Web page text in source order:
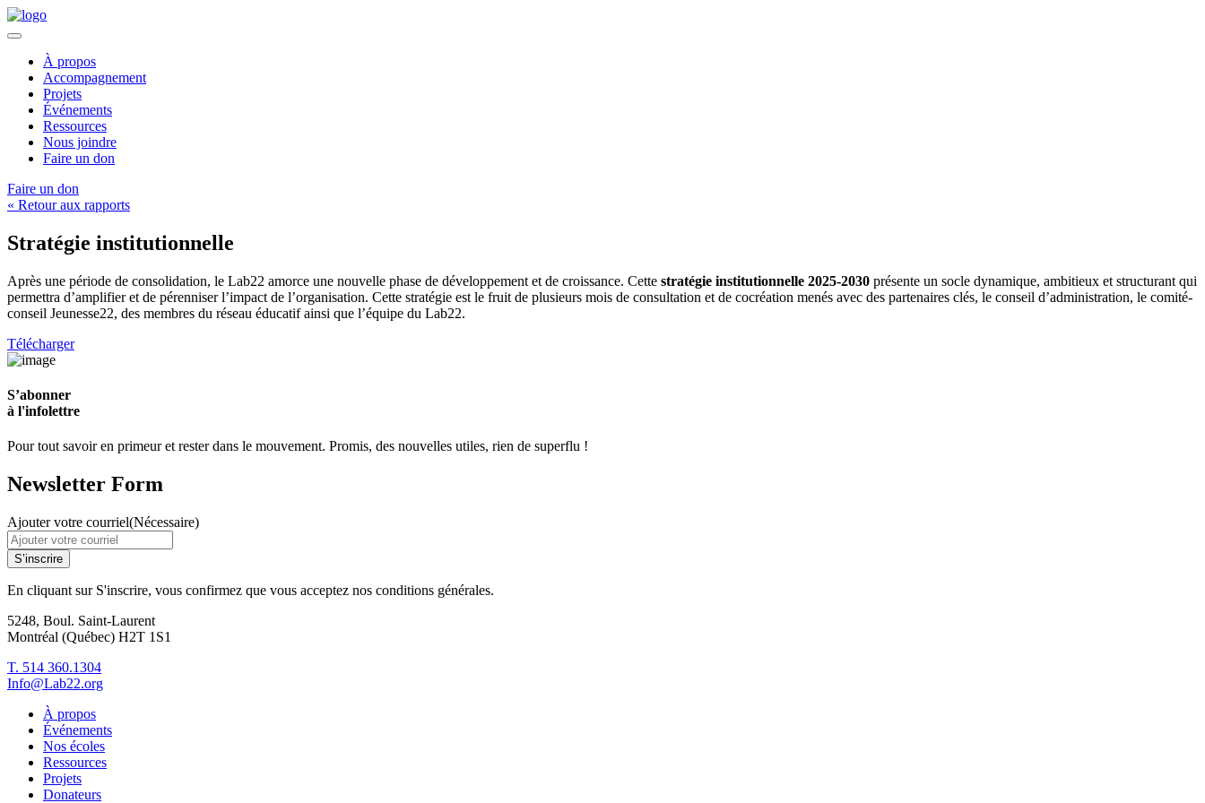
À propos
Accompagnement
Projets
Événements
Ressources
Nous joindre
Faire un don
Faire un don
« Retour aux rapports
Stratégie institutionnelle
Après une période de consolidation, le Lab22 amorce une nouvelle phase de développement et de croissance. Cette stratégie institutionnelle 2025-2030 présente un socle dynamique, ambitieux et structurant qui
permettra d’amplifier et de pérenniser l’impact de l’organisation. Cette stratégie est le fruit de plusieurs mois de consultation et de cocréation menés avec des partenaires clés, le conseil d’administration, le comité-
conseil Jeunesse22, des membres du réseau éducatif ainsi que l’équipe du Lab22.
Télécharger
S’abonner
à l'infolettre
Pour tout savoir en primeur et rester dans le mouvement. Promis, des nouvelles utiles, rien de superflu !
Newsletter Form
Ajouter votre courriel(Nécessaire)
S’inscrire
En cliquant sur S'inscrire, vous confirmez que vous acceptez nos conditions générales.
5248, Boul. Saint-Laurent
Montréal (Québec) H2T 1S1
T. 514 360.1304
Info@Lab22.org
À propos
Événements
Nos écoles
Ressources
Projets
Donateurs